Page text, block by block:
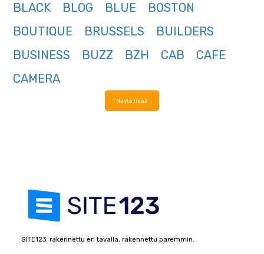
BLACK
BLOG BLUE
BOSTON
BOUTIQUE
BRUSSELS
BUILDERS
BUSINESS
BUZZ BZH CAB
CAFE
CAMERA
Näytä lisää
SITE123: rakennettu eri tavalla, rakennettu paremmin.